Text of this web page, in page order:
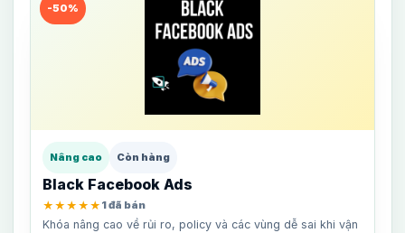
-50%
Nâng cao Còn hàng
Black Facebook Ads
★★★★★ 1 đã bán
Khóa nâng cao về rủi ro, policy và các vùng dễ sai khi vận